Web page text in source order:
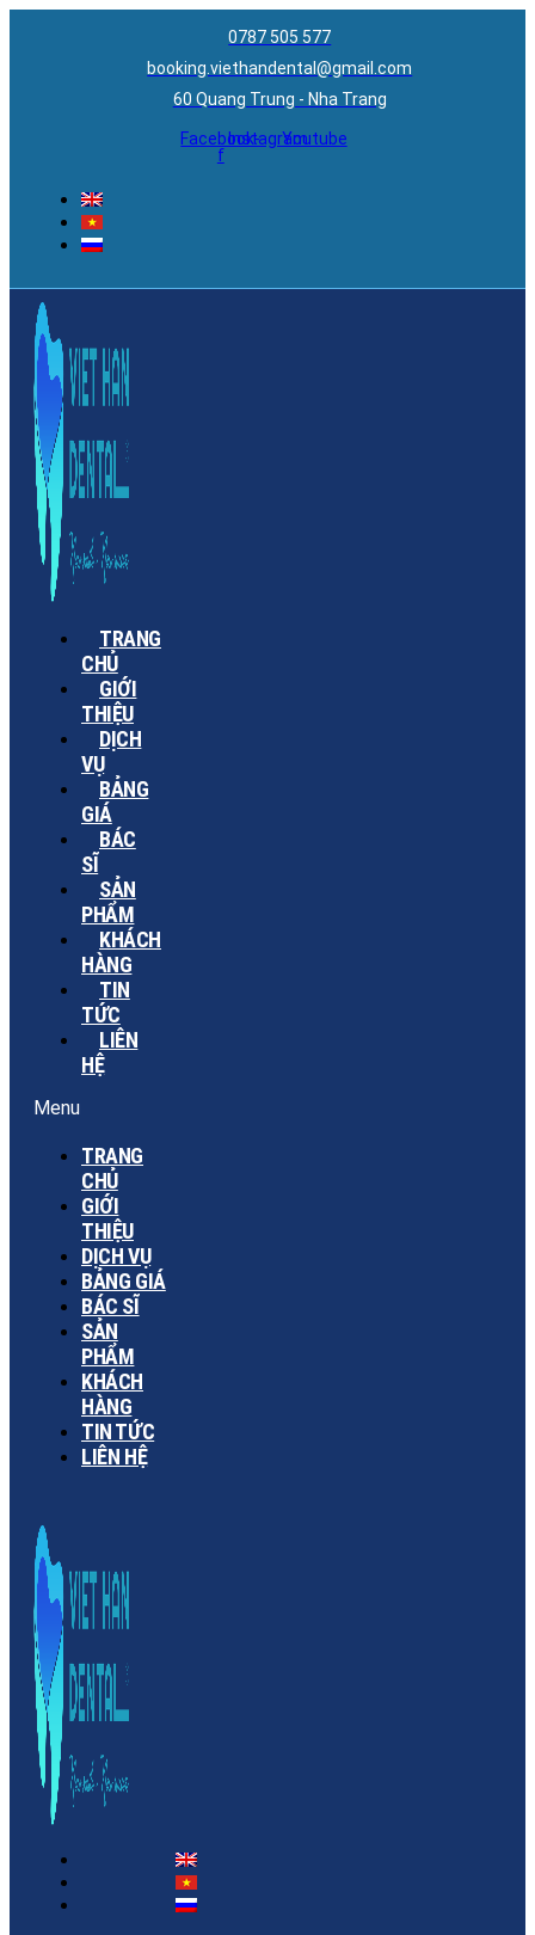
0787 505 577
booking.viethandental@gmail.com
60 Quang Trung - Nha Trang
Facebook-
f
InstagramYoutube
TRANG
CHỦ
GIỚI
THIỆU
DỊCH
VỤ
BẢNG
GIÁ
BÁC
SĨ
SẢN
PHẨM
KHÁCH
HÀNG
TIN
TỨC
LIÊN
HỆ
Menu
TRANG
CHỦ
GIỚI
THIỆU
DỊCH VỤ
BẢNG GIÁ
BÁC SĨ
SẢN
PHẨM
KHÁCH
HÀNG
TIN TỨC
LIÊN HỆ